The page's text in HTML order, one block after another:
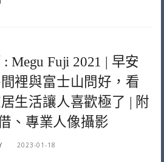
Megu Fuji 2021 | 早安
裡與富士山問好，看
生活讓人喜歡極了 | 附
、專業人像攝影
2023-01-18